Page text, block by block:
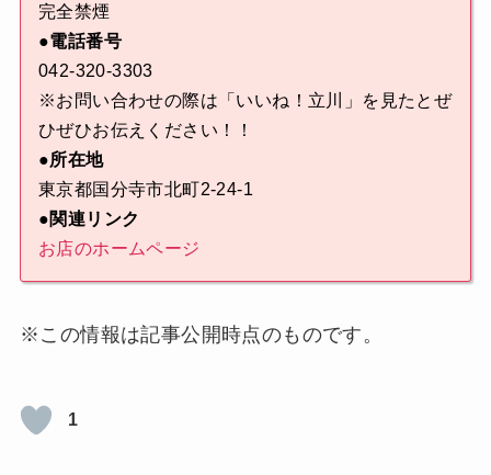
完全禁煙
●電話番号
042-320-3303
※お問い合わせの際は「いいね！立川」を見たとぜ
ひぜひお伝えください！！
●所在地
東京都国分寺市北町2-24-1
●関連リンク
お店のホームページ
※この情報は記事公開時点のものです。
1